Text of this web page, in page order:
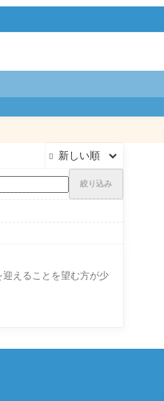

絞り込み
えることを望む方が少